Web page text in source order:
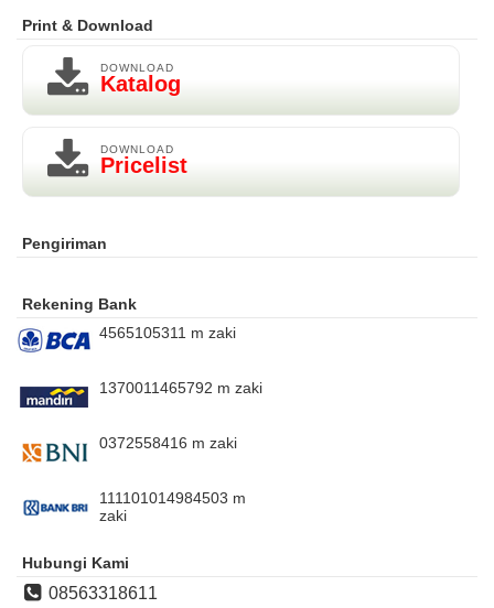
Print & Download
DOWNLOAD
Katalog
DOWNLOAD
Pricelist
Pengiriman
Rekening Bank
4565105311 m zaki
1370011465792 m zaki
0372558416 m zaki
111101014984503 m
zaki
Hubungi Kami
08563318611